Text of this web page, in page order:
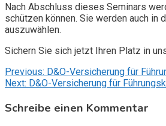
Nach Abschluss dieses Seminars
schützen können. Sie werden auch
auszuwählen.
Sichern Sie sich jetzt Ihren Platz in
Beitragsnavigation
Previous: D&O-Versicherung für
Next: D&O-Versicherung für
Schreibe einen Kommentar